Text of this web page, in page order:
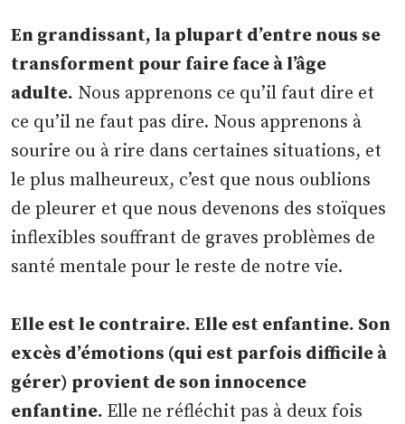
En grandissant, la plupart d’entre nous se
transforment pour faire face à l’âge
adulte. Nous apprenons ce qu’il faut dire et
ce qu’il ne faut pas dire. Nous apprenons à
sourire ou à rire dans certaines situations, et
le plus malheureux, c’est que nous oublions
de pleurer et que nous devenons des stoïques
inflexibles souffrant de graves problèmes de
santé mentale pour le reste de notre vie.
Elle est le contraire. Elle est enfantine. Son
excès d’émotions (qui est parfois difficile à
gérer) provient de son innocence
enfantine. Elle ne réfléchit pas à deux fois